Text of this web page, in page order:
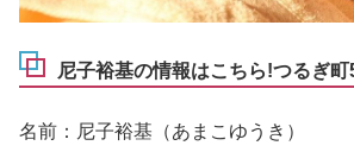
尼子裕基の情報はこちら!つるぎ町
名前：尼子裕基（あまこゆうき）